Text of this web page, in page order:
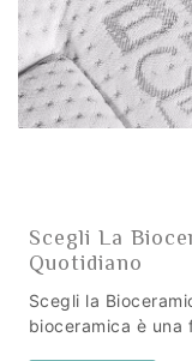
Scegli La
Quotidiano
Scegli la
bioceramica è una